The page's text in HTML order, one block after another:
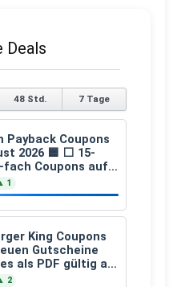
Deals
48 Std. 7 Tage
Payback Coupons
2026 🟦 ⬜ 15-
fach Coupons auf
Einkauf ab 2
1
King Coupons
Gutscheine
als PDF gültig ab
bis 04.09.2026
2